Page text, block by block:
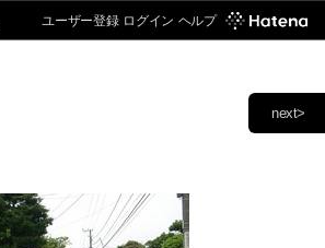
ユーザー登録 ログイン ヘルプ
next>